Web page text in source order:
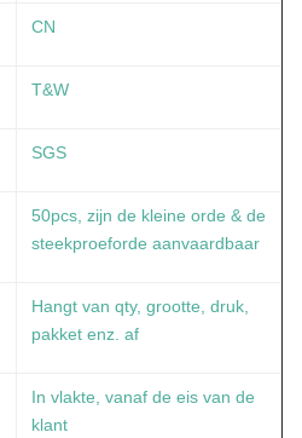
CN
T&W
SGS
50pcs, zijn de kleine orde & de
steekproeforde aanvaardbaar
Hangt van qty, grootte, druk,
pakket enz. af
In vlakte, vanaf de eis van de
klant